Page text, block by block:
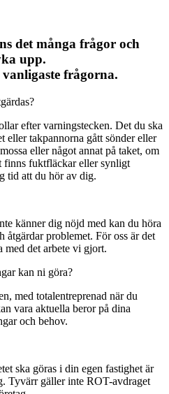
det många frågor och
upp.
frågorna.
efter varningstecken. Det du ska
eller takpannorna gått sönder eller
eller något annat på taket, om
finns fuktfläckar eller synligt
tid att du hör av dig.
känner dig nöjd med kan du höra
problemet. För oss är det
med det arbete vi gjort.
kan ni göra?
med totalentreprenad när du
vara aktuella beror på dina
och behov.
ska göras i din egen fastighet är
Tyvärr gäller inte ROT-avdraget